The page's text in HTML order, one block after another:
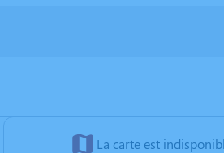
La carte est